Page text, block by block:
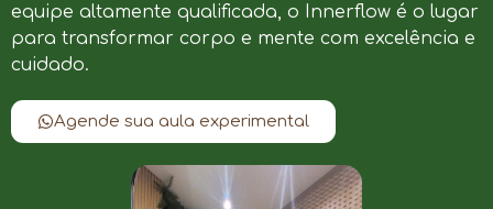
equipe altamente qualificada, o Innerflow é o lugar
para transformar corpo e mente com excelência e
cuidado.
Agende sua aula experimental